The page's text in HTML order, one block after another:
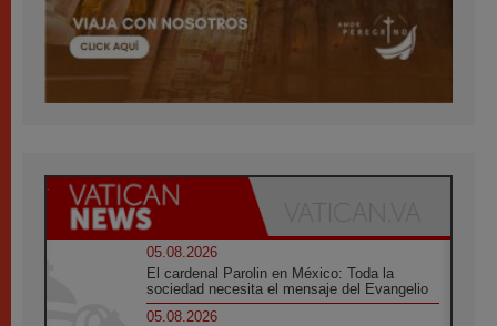
05.08.2026
El cardenal Parolin en México: Toda la
sociedad necesita el mensaje del Evangelio
05.08.2026